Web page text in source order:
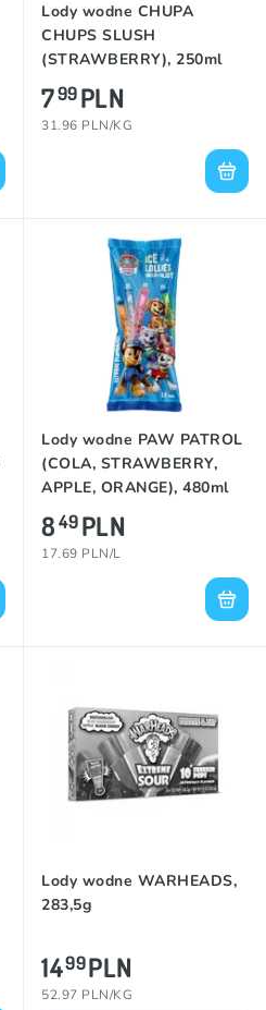
Lody wodne CHUPA
CHUPS SLUSH
(STRAWBERRY), 250ml
799PLN
31.96 PLN/KG
Lody wodne PAW PATROL
(COLA, STRAWBERRY,
APPLE, ORANGE), 480ml
849PLN
17.69 PLN/L
Lody wodne WARHEADS,
283,5g
1499PLN
52.97 PLN/KG